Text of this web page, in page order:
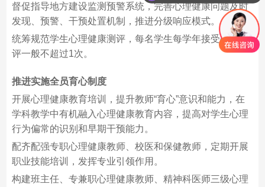
督促指导地方建设监测预警系统，完善心理健康问题及时
发现、预警、干预处置机制，推进分级响应模式。
统筹规范学生心理健康测评，每名学生每学年接受心理测
评一般不超过1次。
推进实施全员育心制度
开展心理健康教育培训，提升教师“育心”意识和能力，在
学科教学中有机融入心理健康教育内容，提高对学生心理
行为偏常的识别和早期干预能力。
配齐配强专职心理健康教师、校医和保健教师，定期开展
职业技能培训，发挥专业引领作用。
构建班主任、专兼职心理健康教师、精神科医师三级心理